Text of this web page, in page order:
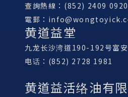
查詢熱線：(852) 2409 0920
電郵：
黄道益堂
九龙长沙湾道190-192号富
电话：(852) 2728 1981
黄道益活络油有